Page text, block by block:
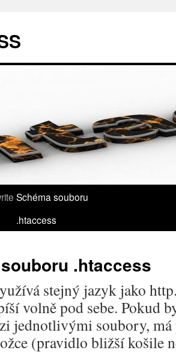
Schéma souboru
.htaccess
.htaccess
stejný jazyk jako
volně pod sebe. Pokud
jednotlivými soubory, má
(pravidlo bližší košile